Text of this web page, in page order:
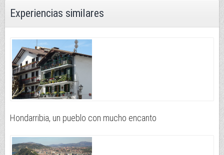
Experiencias similares
Hondarribia, un pueblo con mucho encanto